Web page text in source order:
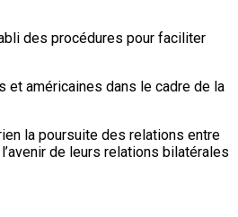
des procédures pour faciliter
américaines dans le cadre de la
la poursuite des relations entre
de leurs relations bilatérales